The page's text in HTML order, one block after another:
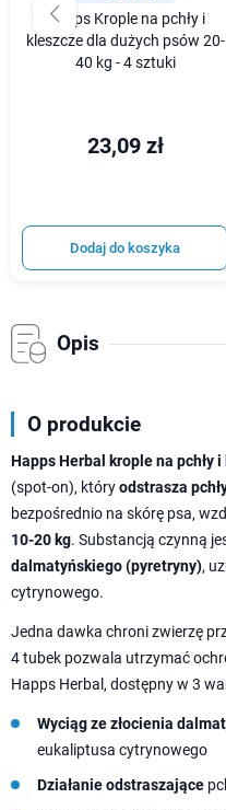
Happs Krople na pchły i
kleszcze dla dużych psów 20-
40 kg - 4 sztuki
23,09 zł
Dodaj do koszyka
Opis
O produkcie
Happs Herbal krople na pchły
(spot-on), któryodstrasza
bezpośrednio na skórę psa,
10-20 kg. Substancją czynną
dalmatyńskiego (pyretryny),
cytrynowego.
Jedna dawka chroni zwierzę
4 tubek pozwala utrzymać
Happs Herbal, dostępny w 3
Wyciąg ze złocienia
eukaliptusa cytrynowego
Działanie odstraszające